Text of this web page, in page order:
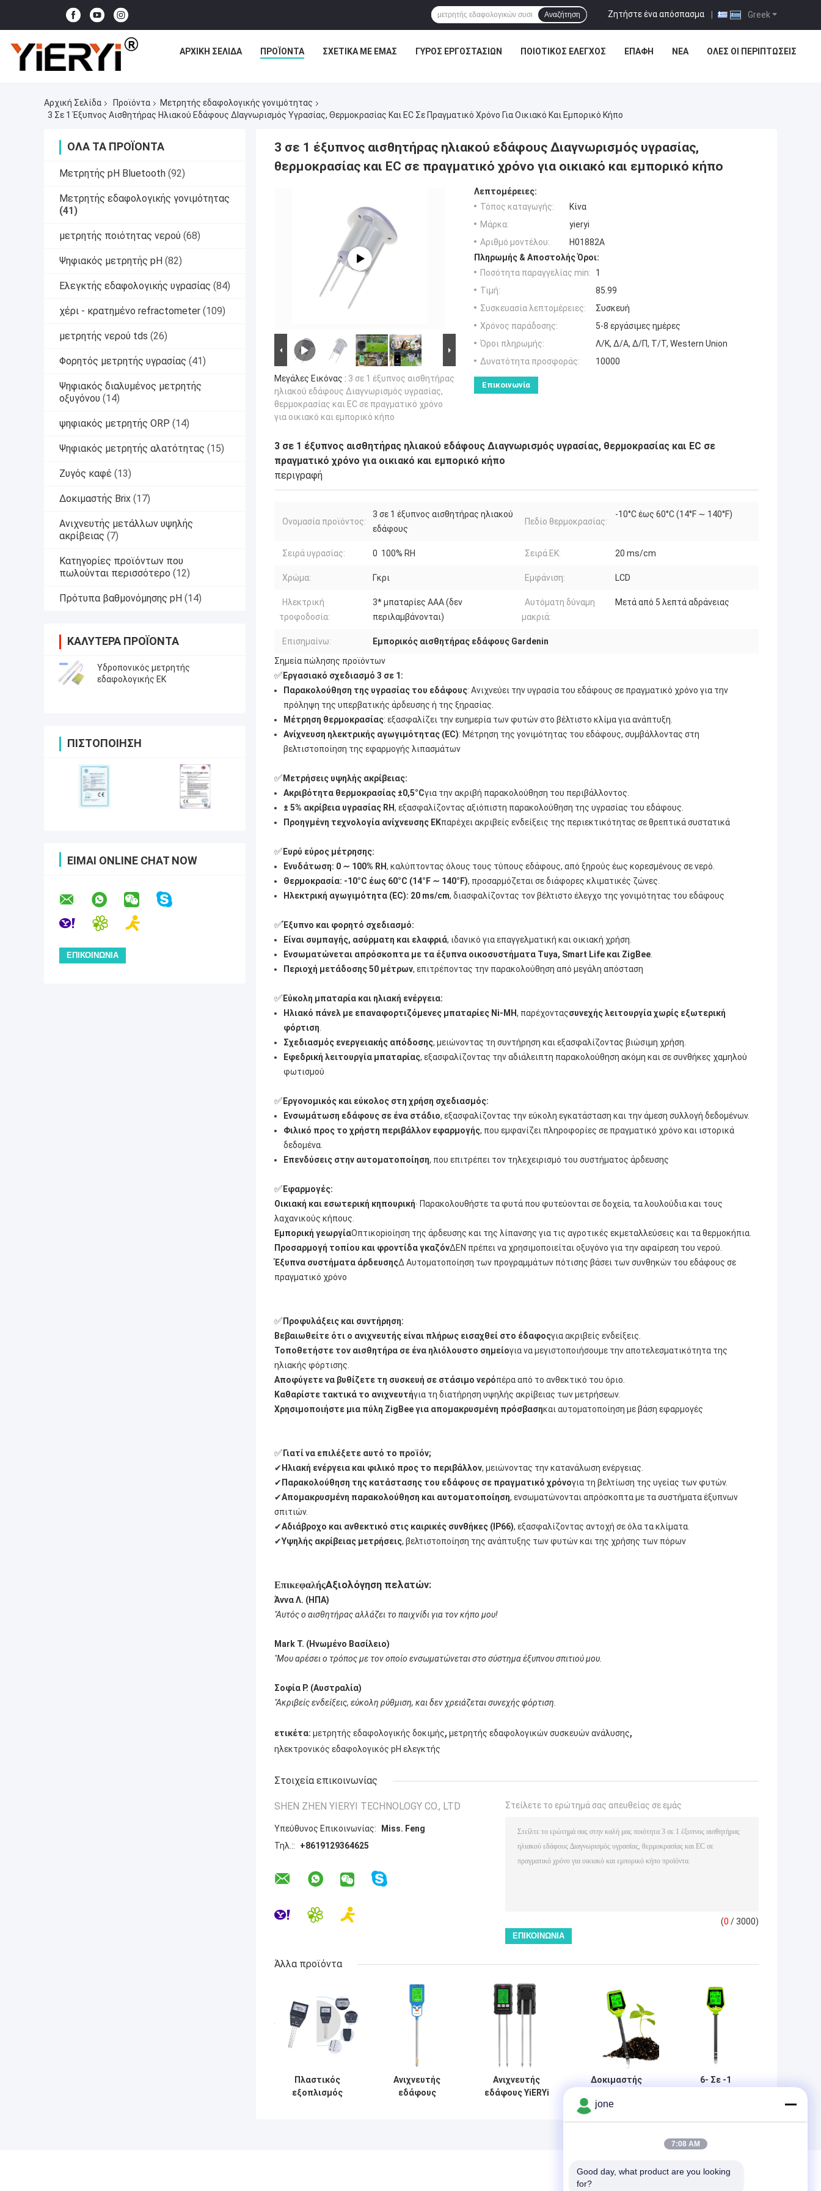
Greek
Ζητήστε ένα απόσπασμα |
Αναζήτηση
ΑΡΧΙΚΉ ΣΕΛΊΔΑ ΠΡΟΪΌΝΤΑ ΣΧΕΤΙΚΆ ΜΕ ΕΜΆΣ ΓΎΡΟΣ ΕΡΓΟΣΤΑΣΊΩΝ ΠΟΙΟΤΙΚΌΣ ΈΛΕΓΧΟΣ ΕΠΑΦΉ ΝΈΑ ΌΛΕΣ ΟΙ ΠΕΡΙΠΤΏΣΕΙΣ
Αρχική Σελίδα Προϊόντα
Μετρητής εδαφολογικής γονιμότητας
3 Σε 1 Έξυπνος Αισθητήρας Ηλιακού Εδάφους ∆ιαγνωρισμός Υγρασίας, Θερμοκρασίας Και EC Σε Πραγματικό Χρόνο Για Οικιακό Και Εμπορικό Κήπο
ΌΛΑ ΤΑ ΠΡΟΪΌΝΤΑ
Μετρητής pH Bluetooth (92)
Μετρητής εδαφολογικής γονιμότητας
(41)
μετρητής ποιότητας νερού (68)
Ψηφιακός μετρητής pH (82)
Ελεγκτής εδαφολογικής υγρασίας (84)
χέρι - κρατημένο refractometer (109)
μετρητής νερού tds (26)
Φορητός μετρητής υγρασίας (41)
Ψηφιακός διαλυμένος μετρητής
οξυγόνου (14)
ψηφιακός μετρητής ORP (14)
Ψηφιακός μετρητής αλατότητας (15)
Ζυγός καφέ (13)
Δοκιμαστής Brix (17)
Ανιχνευτής μετάλλων υψηλής
ακρίβειας (7)
Κατηγορίες προϊόντων που
πωλούνται περισσότερο (12)
Πρότυπα βαθμονόμησης pH (14)
ΚΑΛΎΤΕΡΑ ΠΡΟΪΌΝΤΑ
Υδροπονικός μετρητής
εδαφολογικής ΕΚ
ΠΙΣΤΟΠΟΊΗΣΗ
ΕΊΜΑΙ ONLINE CHAT NOW
3 σε 1 έξυπνος αισθητήρας ηλιακού εδάφους ∆ιαγνωρισμός υγρασίας,
θερμοκρασίας και EC σε πραγματικό χρόνο για οικιακό και εμπορικό κήπο
Μεγάλες Εικόνας : 3 σε 1 έξυπνος αισθητήρας
ηλιακού εδάφους ∆ιαγνωρισμός υγρασίας,
θερμοκρασίας και EC σε πραγματικό χρόνο
για οικιακό και εμπορικό κήπο
Λεπτομέρειες:
Τόπος καταγωγής:
Κίνα
Μάρκα:
yieryi
Αριθμό μοντέλου:
Η01882Α
Πληρωμής & Αποστολής Όροι:
Ποσότητα παραγγελίας min:
1
Τιμή:
85.99
Συσκευασία λεπτομέρειες:
Συσκευή
Χρόνος παράδοσης:
5-8 εργάσιμες ημέρες
Όροι πληρωμής:
Λ/Κ, Δ/Α, Δ/Π, Τ/Τ, Western Union
Δυνατότητα προσφοράς:
10000
Επικοινωνία
3 σε 1 έξυπνος αισθητήρας ηλιακού εδάφους ∆ιαγνωρισμός υγρασίας, θερμοκρασίας και EC σε
πραγματικό χρόνο για οικιακό και εμπορικό κήπο
περιγραφή
Ονομασία προϊόντος:
3 σε 1 έξυπνος αισθητήρας ηλιακού
εδάφους
Πεδίο θερμοκρασίας:
-10°C έως 60°C (14°F ∼ 140°F)
Σειρά υγρασίας: 0 ️ 100% RH Σειρά ΕΚ: 20 ms/cm
Χρώμα: Γκρι Εμφάνιση: LCD
Ηλεκτρική
τροφοδοσία:
3* μπαταρίες AAA (δεν
περιλαμβάνονται)
Αυτόματη δύναμη
μακριά:
Μετά από 5 λεπτά αδράνειας
Επισημαίνω:
Εμπορικός αισθητήρας εδάφους Gardenin
Σημεία πώλησης προϊόντων
✅Εργασιακό σχεδιασμό 3 σε 1:
Παρακολούθηση της υγρασίας του εδάφους: Ανιχνεύει την υγρασία του εδάφους σε πραγματικό χρόνο για την
πρόληψη της υπερβατικής άρδευσης ή της ξηρασίας.
Μέτρηση θερμοκρασίας: εξασφαλίζει την ευημερία των φυτών στο βέλτιστο κλίμα για ανάπτυξη.
Ανίχνευση ηλεκτρικής αγωγιμότητας (EC): Μέτρηση της γονιμότητας του εδάφους, συμβάλλοντας στη
βελτιστοποίηση της εφαρμογής λιπασμάτων
✅Μετρήσεις υψηλής ακρίβειας:
Ακριβότητα θερμοκρασίας ±0,5°Cγια την ακριβή παρακολούθηση του περιβάλλοντος.
± 5% ακρίβεια υγρασίας RH, εξασφαλίζοντας αξιόπιστη παρακολούθηση της υγρασίας του εδάφους.
Προηγμένη τεχνολογία ανίχνευσης ΕΚπαρέχει ακριβείς ενδείξεις της περιεκτικότητας σε θρεπτικά συστατικά
✅Ευρύ εύρος μέτρησης:
Ενυδάτωση: 0 ∼ 100% RH, καλύπτοντας όλους τους τύπους εδάφους, από ξηρούς έως κορεσμένους σε νερό.
Θερμοκρασία: -10°C έως 60°C (14°F ∼ 140°F), προσαρμόζεται σε διάφορες κλιματικές ζώνες.
Ηλεκτρική αγωγιμότητα (EC): 20 ms/cm, διασφαλίζοντας τον βέλτιστο έλεγχο της γονιμότητας του εδάφους
✅Έξυπνο και φορητό σχεδιασμό:
Είναι συμπαγής, ασύρματη και ελαφριά, ιδανικό για επαγγελματική και οικιακή χρήση.
Ενσωματώνεται απρόσκοπτα με τα έξυπνα οικοσυστήματα Tuya, Smart Life και ZigBee
Περιοχή μετάδοσης 50 μέτρων, επιτρέποντας την παρακολούθηση από μεγάλη απόσταση
✅Εύκολη μπαταρία και ηλιακή ενέργεια:
Ηλιακό πάνελ με επαναφορτιζόμενες μπαταρίες Ni-MH, παρέχονταςσυνεχής λειτουργία χωρίς εξωτερική
φόρτιση
Σχεδιασμός ενεργειακής απόδοσης, μειώνοντας τη συντήρηση και εξασφαλίζοντας βιώσιμη χρήση.
Εφεδρική λειτουργία μπαταρίας, εξασφαλίζοντας την αδιάλειπτη παρακολούθηση ακόμη και σε συνθήκες χαμηλού
φωτισμού
✅Εργονομικός και εύκολος στη χρήση σχεδιασμός:
Ενσωμάτωση εδάφους σε ένα στάδιο, εξασφαλίζοντας την εύκολη εγκατάσταση και την άμεση συλλογή δεδομένων.
Φιλικό προς το χρήστη περιβάλλον εφαρμογής, που εμφανίζει πληροφορίες σε πραγματικό χρόνο και ιστορικά
δεδομένα.
Επενδύσεις στην αυτοματοποίηση, που επιτρέπει τον τηλεχειρισμό του συστήματος άρδευσης
✅Εφαρμογές:
Οικιακή και εσωτερική κηπουρική∙ Παρακολουθήστε τα φυτά που φυτεύονται σε δοχεία, τα λουλούδια και τους
λαχανικούς κήπους.
Εμπορική γεωργίαΟπτικοpiοίηση της άρδευσης και της λίπανσης για τις αγροτικές εκμεταλλεύσεις και τα θερμοκήπια.
Προσαρμογή τοπίου και φροντίδα γκαζόν∆ΕΝ πρέπει να χρησιμοποιείται οξυγόνο για την αφαίρεση του νερού.
Έξυπνα συστήματα άρδευσης∆ Αυτοματοποίηση των προγραμμάτων πότισης βάσει των συνθηκών του εδάφους σε
πραγματικό χρόνο
✅Προφυλάξεις και συντήρηση:
Βεβαιωθείτε ότι ο ανιχνευτής είναι πλήρως εισαχθεί στο έδαφοςγια ακριβείς ενδείξεις.
Τοποθετήστε τον αισθητήρα σε ένα ηλιόλουστο σημείογια να μεγιστοποιήσουμε την αποτελεσματικότητα της
ηλιακής φόρτισης.
Αποφύγετε να βυθίζετε τη συσκευή σε στάσιμο νερόπέρα από το ανθεκτικό του όριο.
Καθαρίστε τακτικά το ανιχνευτήγια τη διατήρηση υψηλής ακρίβειας των μετρήσεων.
Χρησιμοποιήστε μια πύλη ZigBee για απομακρυσμένη πρόσβασηκαι αυτοματοποίηση με βάση εφαρμογές
✅Γιατί να επιλέξετε αυτό το προϊόν;
✔Ηλιακή ενέργεια και φιλικό προς το περιβάλλον, μειώνοντας την κατανάλωση ενέργειας.
✔Παρακολούθηση της κατάστασης του εδάφους σε πραγματικό χρόνογια τη βελτίωση της υγείας των φυτών.
✔Απομακρυσμένη παρακολούθηση και αυτοματοποίηση, ενσωματώνονται απρόσκοπτα με τα συστήματα έξυπνων
σπιτιών.
✔Αδιάβροχο και ανθεκτικό στις καιρικές συνθήκες (IP66), εξασφαλίζοντας αντοχή σε όλα τα κλίματα.
✔Υψηλής ακρίβειας μετρήσεις, βελτιστοποίηση της ανάπτυξης των φυτών και της χρήσης των πόρων
ΕπικεφαλήςΑξιολόγηση πελατών:
Άννα Λ. (ΗΠΑ)
"Αυτός ο αισθητήρας αλλάζει το παιχνίδι για τον κήπο μου!
Mark T. (Ηνωμένο Βασίλειο)
"Μου αρέσει ο τρόπος με τον οποίο ενσωματώνεται στο σύστημα έξυπνου σπιτιού μου.
Σοφία Ρ. (Αυστραλία)
"Ακριβείς ενδείξεις, εύκολη ρύθμιση, και δεν χρειάζεται συνεχής φόρτιση.
ετικέτα: μετρητής εδαφολογικής δοκιμής, μετρητής εδαφολογικών συσκευών ανάλυσης,
ηλεκτρονικός εδαφολογικός pH ελεγκτής
Στοιχεία επικοινωνίας
SHEN ZHEN YIERYI TECHNOLOGY CO., LTD
Υπεύθυνος Επικοινωνίας:
Miss. Feng
Τηλ.::
+8619129364625
Στείλετε το ερώτημά σας απευθείας σε εμάς
(0 / 3000)
Άλλα προϊόντα
Πλαστικός
εξοπλισμός
Ανιχνευτής
εδάφους
Ανιχνευτής
εδάφους YiERYi
Δοκιμαστής
Δοκιμαστή
εδάφους PH/EC/
θερμοκρασία
6- Σε -1
γονιμότητα /
θερμοκρασία
jone
7:08 AM
Good day, what product are you looking
for?